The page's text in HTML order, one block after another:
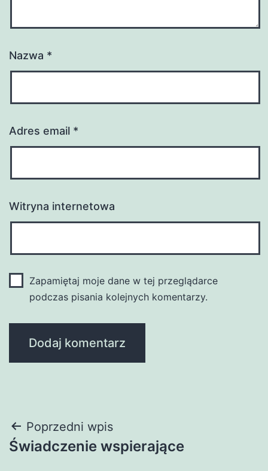
Nazwa *
Adres email *
Witryna internetowa
Zapamiętaj moje dane w tej przeglądarce
podczas pisania kolejnych komentarzy.
Nawigacja
wpisu
Poprzedni wpis
Świadczenie wspierające